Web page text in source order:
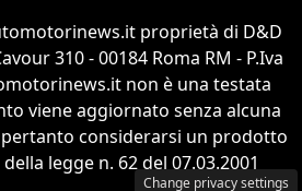
proprietà di D&D
310 - 00184 Roma RM - P.Iva
non è una testata
viene aggiornato senza alcuna
considerarsi un prodotto
legge n. 62 del 07.03.2001
Change privacy settings